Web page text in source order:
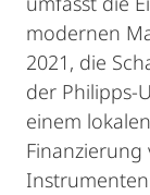
modernen
2021, die
der Philipps-
einem